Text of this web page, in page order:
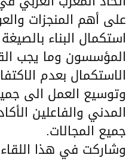
على أهم المنجزات
استكمال البناء
المؤسسون وما يجب
الاستكمال بعدم
وتوسيع العمل الى
المدني والفاعلين
جميع المجالات.
وشاركت في هذا